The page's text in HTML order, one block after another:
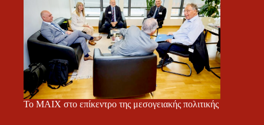
Το ΜΑΙΧ στο επίκεντρο της μεσογειακής πολιτικής